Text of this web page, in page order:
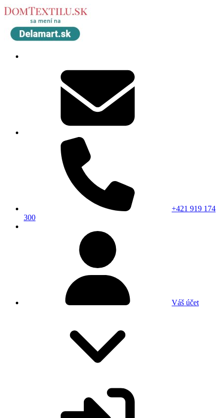
+421 919 174
300
Váš účet